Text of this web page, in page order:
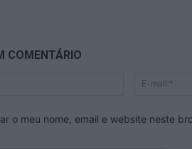
COMENTÁRIO
Nome:*
o meu nome, email e website neste